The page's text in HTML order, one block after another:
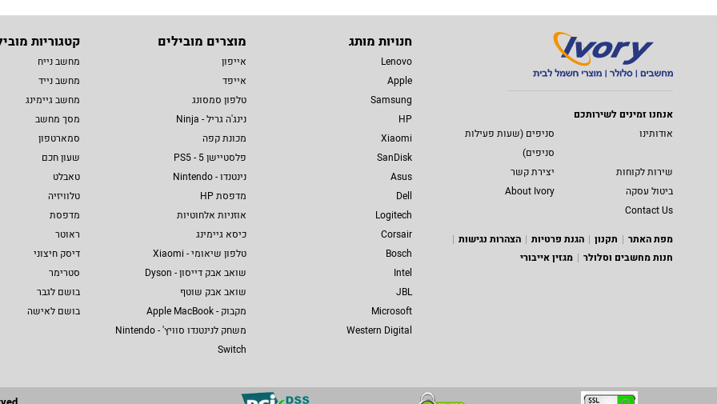
אנחנו זמינים לשירותכם
אודותינו
סניפים (שעות פעילות
סניפים)
שירות לקוחות
יצירת קשר
ביטול עסקה
About Ivory
Contact Us
מפת האתר
תקנון הגנת פרטיות
הצהרות נגישות
חנות מחשבים וסלולר
מגזין אייבורי
חנויות מותג
Lenovo
Apple
Samsung
HP
Xiaomi
SanDisk
Asus
Dell
Logitech
Corsair
Bosch
Intel
JBL
Microsoft
Western Digital
מוצרים מובילים
אייפון
אייפד
טלפון סמסונג
נינג'ה גריל - Ninja
מכונת קפה
פלסטיישן 5 - PS5
נינטנדו - Nintendo
מדפסת HP
אוזניות אלחוטיות
כיסא גיימינג
טלפון שיאומי - Xiaomi
שואב אבק דייסון - Dyson
שואב אבק שוטף
מקבוק - Apple MacBook
משחק לנינטנדו סוויץ' - Nintendo
Switch
קטגוריות
מחשב נייח
מחשב נייד
מחשב גיימינג
מסך מחשב
סמארטפון
שעון חכם
טאבלט
טלוויזיה
מדפסת
ראוטר
דיסק חיצוני
סטרימר
בושם לגבר
בושם לאישה